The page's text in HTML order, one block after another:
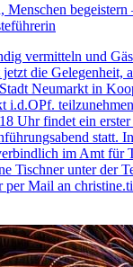
Menschen
vermitteln und
die Gelegenheit,
Neumarkt in
i.d.OPf.
Uhr findet ein
statt.
im Amt für
Tischner unter der
per Mail an